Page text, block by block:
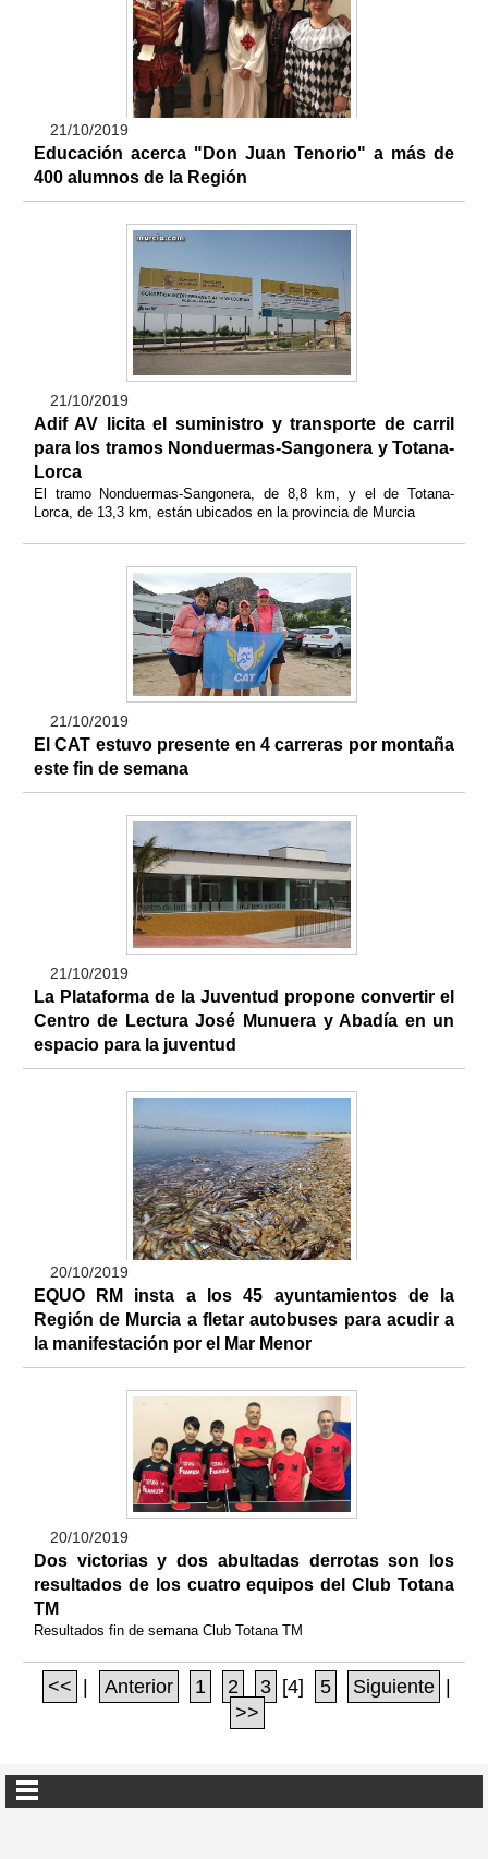
21/10/2019
Educación acerca "Don Juan Tenorio" a más de
400 alumnos de la Región
21/10/2019
Adif AV licita el suministro y transporte de carril
para los tramos Nonduermas-Sangonera y Totana-
Lorca
El tramo Nonduermas-Sangonera, de 8,8 km, y el de Totana-
Lorca, de 13,3 km, están ubicados en la provincia de Murcia
21/10/2019
El CAT estuvo presente en 4 carreras por montaña
este fin de semana
21/10/2019
La Plataforma de la Juventud propone convertir el
Centro de Lectura José Munuera y Abadía en un
espacio para la juventud
20/10/2019
EQUO RM insta a los 45 ayuntamientos de la
Región de Murcia a fletar autobuses para acudir a
la manifestación por el Mar Menor
20/10/2019
Dos victorias y dos abultadas derrotas son los
resultados de los cuatro equipos del Club Totana
TM
Resultados fin de semana Club Totana TM
<< Anterior 1 2 3 [4] 5 Siguiente
>>